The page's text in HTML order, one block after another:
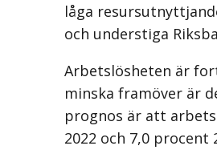
låga
och understiga
Arbetslösheten är
minska framöver är
prognos är att
2022 och 7,0 procent